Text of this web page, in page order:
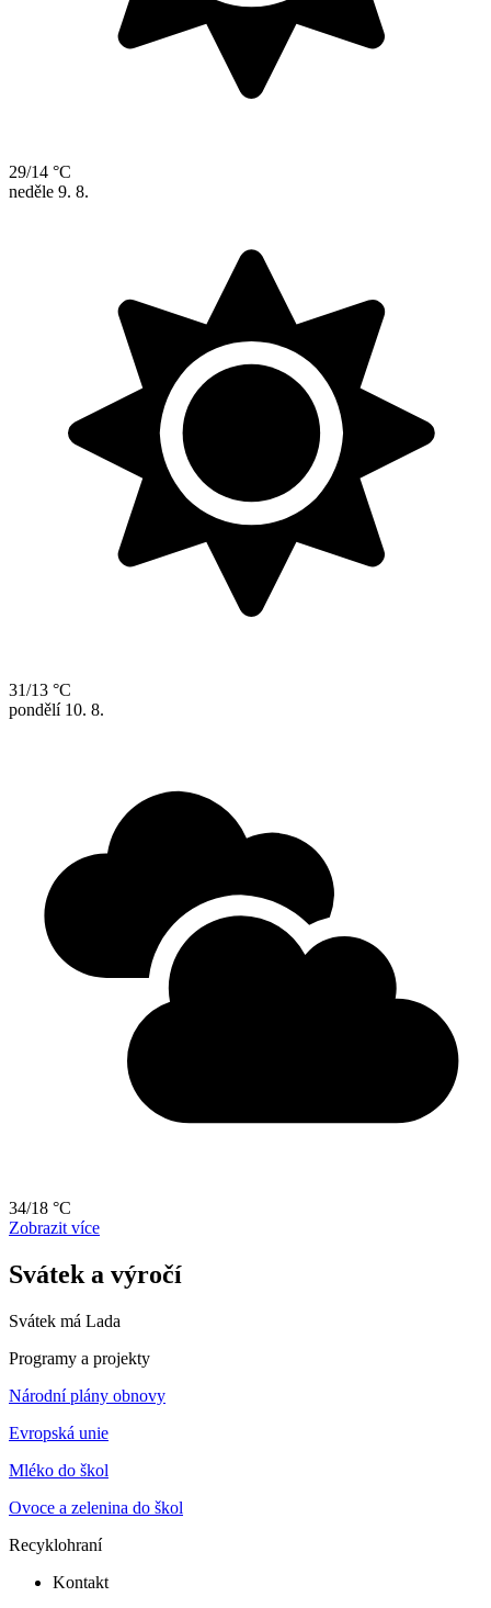
29/14 °C
neděle 9. 8.
31/13 °C
pondělí 10. 8.
34/18 °C
Zobrazit více
Svátek a výročí
Svátek má Lada
Programy a projekty
Národní plány obnovy
Evropská unie
Mléko do škol
Ovoce a zelenina do škol
Recyklohraní
Kontakt